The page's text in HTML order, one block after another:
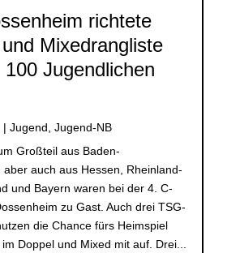
richtete
Mixedrangliste
Jugendlichen
| Jugend Jugend-NB
Großteil aus Baden-
auch aus Hessen, Rheinland-
und Bayern waren bei der 4. C-
zu Gast. Auch drei TSG-
die Chance fürs Heimspiel
Doppel und Mixed mit auf. Drei...